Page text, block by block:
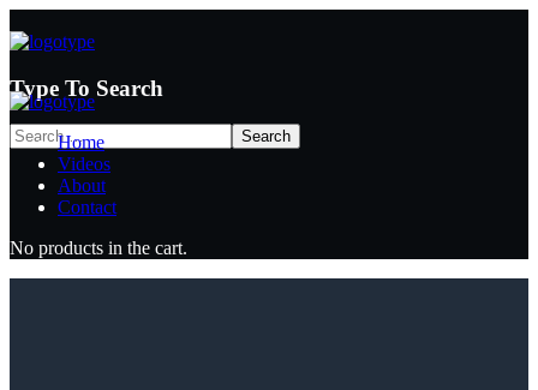
Type To Search
Home
Videos
About
Contact
No products in the cart.